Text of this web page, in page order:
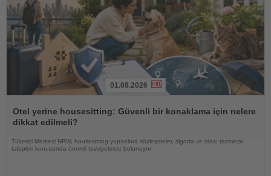
Oku
01.08.2026
Otel yerine housesitting: Güvenli bir konaklama için nelere
dikkat edilmeli?
Tüketici Merkezi NRW, housesitting yapanlara sözleşmeler, sigorta ve olası tazminat
talepleri konusunda önemli tavsiyelerde bulunuyor